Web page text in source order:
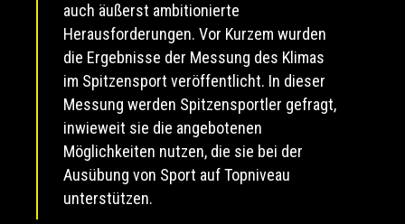
auch äußerst ambitionierte
Herausforderungen. Vor Kurzem wurden
die Ergebnisse der Messung des Klimas
im Spitzensport veröffentlicht. In dieser
Messung werden Spitzensportler gefragt,
inwieweit sie die angebotenen
Möglichkeiten nutzen, die sie bei der
Ausübung von Sport auf Topniveau
unterstützen.